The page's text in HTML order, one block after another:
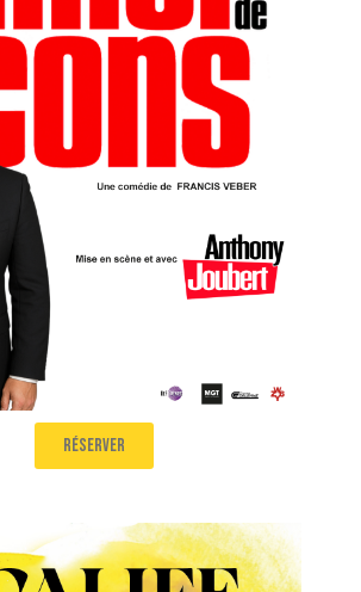
Le Dîner de Cons
Anthony JOUBERT
12h50
réserver